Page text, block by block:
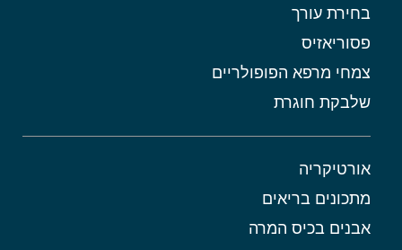
בחירת עורך
פסוריאזיס
צמחי מרפא הפופולריים
שלבקת חוגרת
אורטיקריה
מתכונים בריאים
אבנים בכיס המרה